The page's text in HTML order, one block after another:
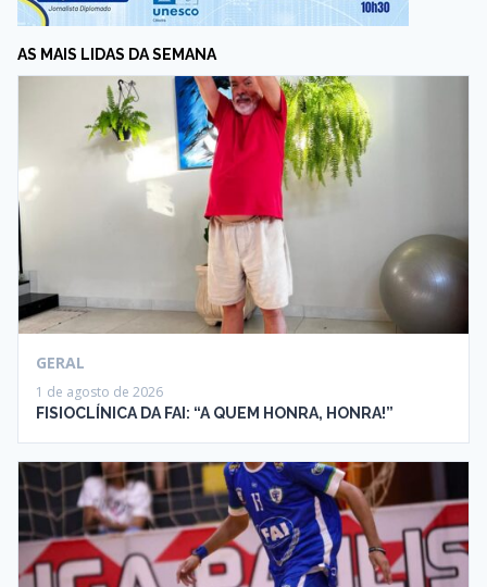
AS MAIS LIDAS DA SEMANA
GERAL
1 de agosto de 2026
FISIOCLÍNICA DA FAI: “A QUEM HONRA, HONRA!”